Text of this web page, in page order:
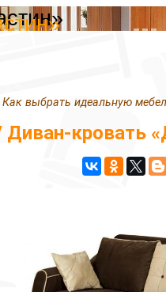
Как выбрать идеальную
кровать